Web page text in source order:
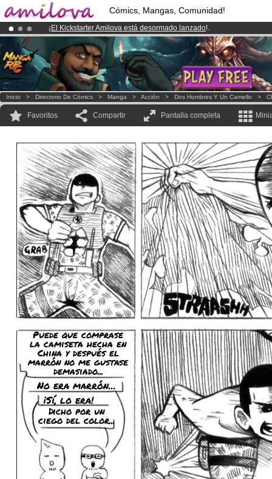
Cómics, Mangas, Comunidad!
¡ El Kickstarter Amilova está desormado lanzado!.
¡Ya tenemos 100000miembrosy 1000Cómics y Mangas!.
¡Conviertete en Premium por3.95 euros al mes!Hazte Premium ya
Inicio > Directorio De Cómics > Manga > Acción > Dos Hombres Y Un Camello >
Favoritos Compartir Pantalla completa
Puede que comprase
la camiseta hecha en
China y después el
marrón no me gustase
demasiado...
No era marrón...
¡Sí, lo era!
Dicho por un
ciego del color...